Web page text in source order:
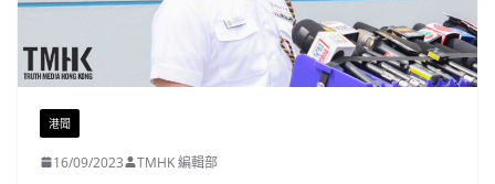
港聞
16/09/2023 TMHK 編輯部